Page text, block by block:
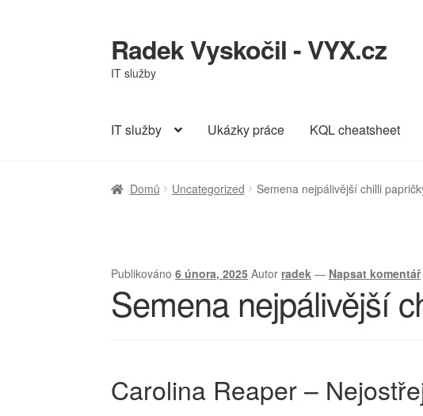
Přeskočit
na
navigaci
Přejít
k
obsahu
Radek Vyskočil - VYX.cz
IT služby
IT služby Ukázky práce KQL cheatsheet
Domů Uncategorized Semena nejpálivější chilli
Publikováno6 února, 2025 Autor radek — Napsat komentář
Semena nejpálivější
Carolina Reaper –